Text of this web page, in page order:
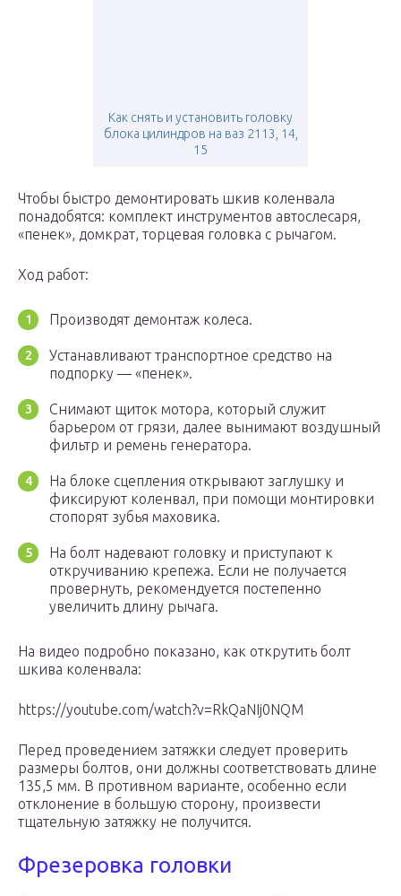
Как снять и установить головку
блока цилиндров на ваз 2113, 14,
15
Чтобы быстро демонтировать шкив коленвала
понадобятся: комплект инструментов автослесаря,
«пенек», домкрат, торцевая головка с рычагом.
Ход работ:
Производят демонтаж колеса.
Устанавливают транспортное средство на
подпорку — «пенек».
Снимают щиток мотора, который служит
барьером от грязи, далее вынимают воздушный
фильтр и ремень генератора.
На блоке сцепления открывают заглушку и
фиксируют коленвал, при помощи монтировки
стопорят зубья маховика.
На болт надевают головку и приступают к
откручиванию крепежа. Если не получается
провернуть, рекомендуется постепенно
увеличить длину рычага.
На видео подробно показано, как открутить болт
шкива коленвала:
https://youtube.com/watch?v=RkQaNIj0NQM
Перед проведением затяжки следует проверить
размеры болтов, они должны соответствовать длине
135,5 мм. В противном варианте, особенно если
отклонение в большую сторону, произвести
тщательную затяжку не получится.
Фрезеровка головки